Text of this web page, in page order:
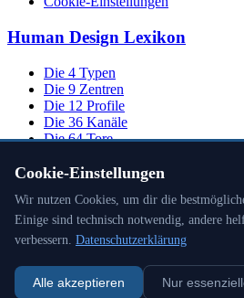
Human Design Lexikon
Die 4 Typen
Die 9 Zentren
Die 12 Profile
Die 36 Kanäle
Die 64 Tore
Innere Autorität
Die Planeten
Inkarnationskreuz-Tore
© 2026 | XANION - Human Design
Cookie-Einstellungen
Wir nutzen Cookies, um dir die
Einige sind technisch notwendig, andere
verbessern. Datenschutzerklärung
Alle akzeptieren Nur